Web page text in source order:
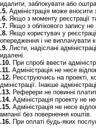
заблокувати або
Адміністрація може
Якщо з моменту реєстрації
Якщо з облікового запису
Якщо користувач у
і не виплачувати
Листи, надіслані
При спробі ввести
Адміністрація не несе
Реєструючись на проекті,
Інакше
Реферери не повинні
Адміністрація проекту не
Адміністрація не несе
без повернення коштів.
При оплаті будь-яких